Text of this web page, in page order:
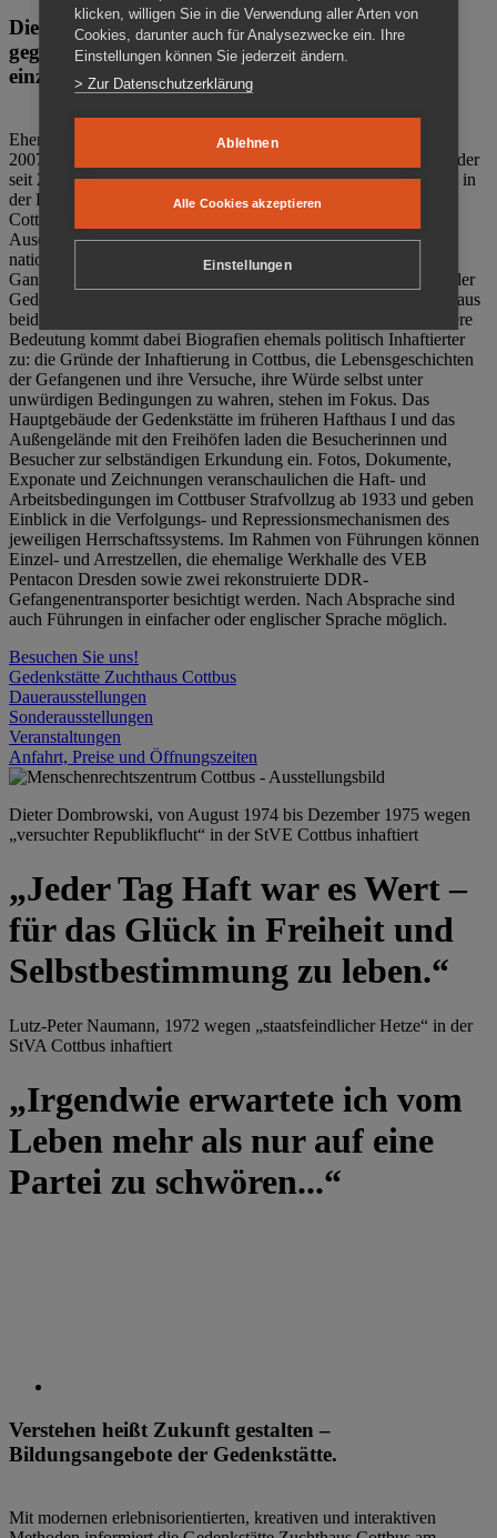
Die Gedenkstätte Zuchthaus Cottbus ist ein Ort
gegen das Vergessen. Anschaulich, nah und
einzigartig.
Ehemalige politische Häftlinge der DDR gründeten im Oktober
2007 den Verein Menschenrechtszentrum Cottbus e. V. (MRZ), der
seit 2011 Eigentümer des ehemaligen Gefängnisses (1860-2002) in
der Bautzener Straße und Träger der Gedenkstätte Zuchthaus
Cottbus ist. Im Zentrum der Arbeit der Gedenkstätte steht die
Auseinandersetzung mit politischem Unrecht während der
nationalsozialistischen Terrorherrschaft und der SED-Diktatur.
Ganzjährig zeigen mehrere Dauer- und Sonderausstellungen in der
Gedenkstätte Zuchthaus Cottbus Beispiele politischen Unrechts aus
beiden deutschen Diktaturen des 20. Jahrhunderts. Eine besondere
Bedeutung kommt dabei Biografien ehemals politisch Inhaftierter
zu: die Gründe der Inhaftierung in Cottbus, die Lebensgeschichten
der Gefangenen und ihre Versuche, ihre Würde selbst unter
unwürdigen Bedingungen zu wahren, stehen im Fokus. Das
Hauptgebäude der Gedenkstätte im früheren Hafthaus I und das
Außengelände mit den Freihöfen laden die Besucherinnen und
Besucher zur selbständigen Erkundung ein. Fotos, Dokumente,
Exponate und Zeichnungen veranschaulichen die Haft- und
Arbeitsbedingungen im Cottbuser Strafvollzug ab 1933 und geben
Einblick in die Verfolgungs- und Repressionsmechanismen des
jeweiligen Herrschaftssystems. Im Rahmen von Führungen können
Einzel- und Arrestzellen, die ehemalige Werkhalle des VEB
Pentacon Dresden sowie zwei rekonstruierte DDR-
Gefangenentransporter besichtigt werden. Nach Absprache sind
auch Führungen in einfacher oder englischer Sprache möglich.
Besuchen Sie uns!
Gedenkstätte Zuchthaus Cottbus
Dauerausstellungen
Sonderausstellungen
Veranstaltungen
Anfahrt, Preise und Öffnungszeiten
Dieter Dombrowski, von August 1974 bis Dezember 1975 wegen
„versuchter Republikflucht“ in der StVE Cottbus inhaftiert
„Jeder Tag Haft war es Wert –
für das Glück in Freiheit und
Selbstbestimmung zu leben.“
Lutz-Peter Naumann, 1972 wegen „staatsfeindlicher Hetze“ in der
StVA Cottbus inhaftiert
„Irgendwie erwartete ich vom
Leben mehr als nur auf eine
Partei zu schwören...“
Verstehen heißt Zukunft gestalten –
Bildungsangebote der Gedenkstätte.
Mit modernen erlebnisorientierten, kreativen und interaktiven
klicken, willigen Sie in die Verwendung aller Arten von
Cookies, darunter auch für Analysezwecke ein. Ihre
Einstellungen können Sie jederzeit ändern.
> Zur Datenschutzerklärung
Ablehnen
Alle Cookies akzeptieren
Einstellungen